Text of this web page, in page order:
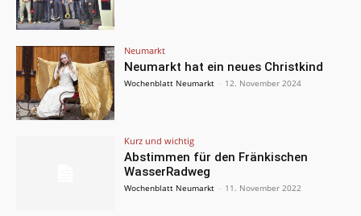
Neumarkt
Neumarkt hat ein neues Christkind
Wochenblatt Neumarkt - 12. November 2024
Kurz und wichtig
Abstimmen für den Fränkischen
WasserRadweg
Wochenblatt Neumarkt - 11. November 2022